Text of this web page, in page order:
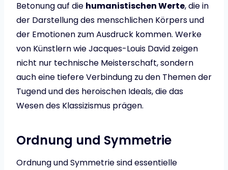
Betonung auf die humanistischen Werte, die in
der Darstellung des menschlichen Körpers und
der Emotionen zum Ausdruck kommen. Werke
von Künstlern wie Jacques-Louis David zeigen
nicht nur technische Meisterschaft, sondern
auch eine tiefere Verbindung zu den Themen der
Tugend und des heroischen Ideals, die das
Wesen des Klassizismus prägen.
Ordnung und Symmetrie
Ordnung und Symmetrie sind essentielle